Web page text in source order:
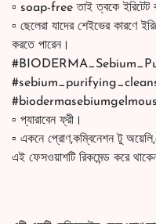
▫️ soap-free তাই ত্বকে ইরিটেট
▫️ ছেলেরা যাদের শেইভের কারণে
করতে পারেন।
▫️ প্যারাবেন ফ্রী।
▫️ একনে প্রোণ,কম্বিনেশন টু
এই ফেসওয়াশটি রিকমেন্ড করে